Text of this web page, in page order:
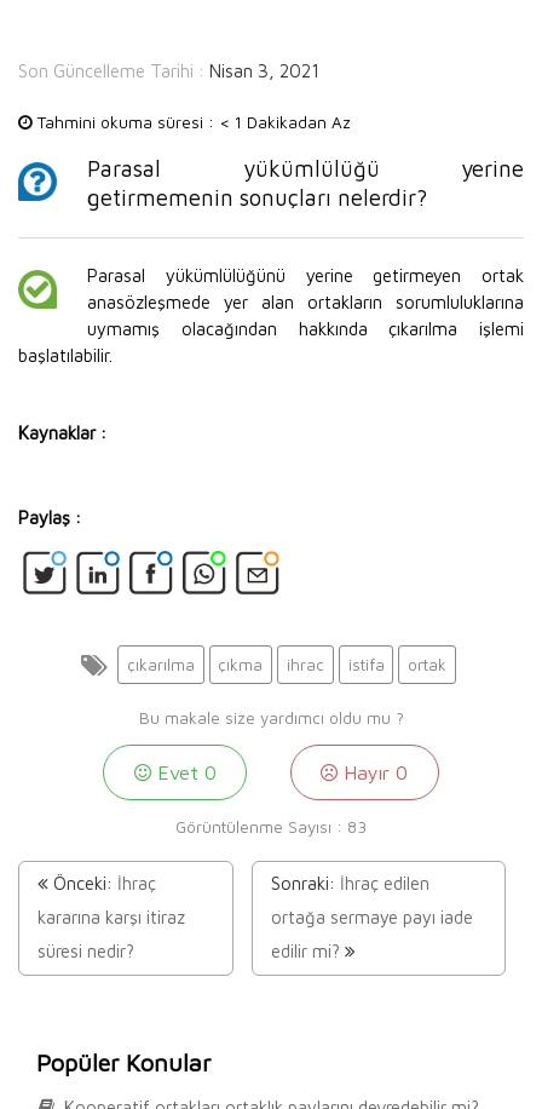
Son Güncelleme Tarihi : Nisan 3, 2021
Tahmini okuma süresi : < 1 Dakikadan Az
Parasal yükümlülüğü yerine
getirmemenin sonuçları nelerdir?
Parasal yükümlülüğünü yerine getirmeyen ortak
anasözleşmede yer alan ortakların sorumluluklarına
uymamış olacağından hakkında çıkarılma işlemi
başlatılabilir.
Kaynaklar :
Paylaş :
çıkarılma çıkma ihrac istifa ortak
Bu makale size yardımcı oldu mu ?
Evet 0 Hayır0
Görüntülenme Sayısı : 83
Önceki: İhraç
kararına karşı itiraz
süresi nedir?
Sonraki: İhraç edilen
ortağa sermaye payı iade
edilir mi?
Popüler Konular